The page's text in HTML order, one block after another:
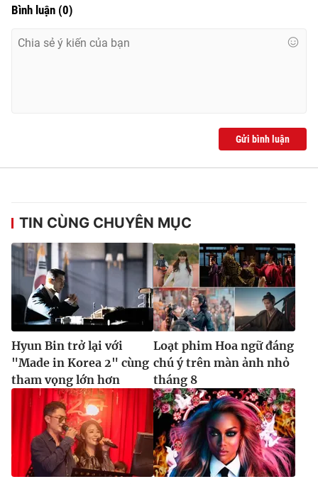
Tổng đài VTV:
toasoan@vtv.vn
® Cấm sao chép dưới mọi hình thức nếu không có sự chấp
thuận bằng văn bản. Ghi rõ nguồn VTV.vn khi phát hành lại
thông tin từ website này.
Bình luận (0)
Gửi bình luận
TIN CÙNG CHUYÊN MỤC
Hyun Bin trở lại với
"Made in Korea 2" cùng
tham vọng lớn hơn
Loạt phim Hoa ngữ đáng
chú ý trên màn ảnh nhỏ
tháng 8